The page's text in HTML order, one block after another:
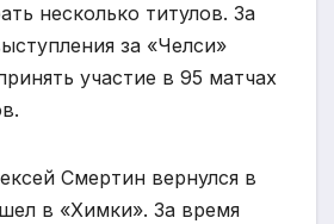
несколько титулов. За
за «Челси»
участие в 95 матчах
Смертин вернулся в
в «Химки». За время